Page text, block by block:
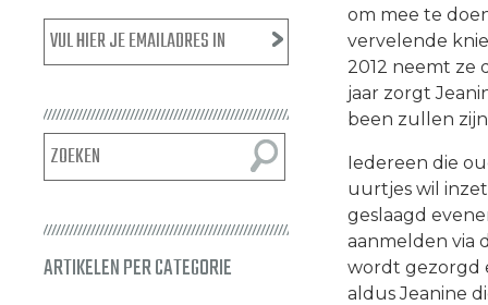
ARTIKELEN PER CATEGORIE
om mee te
vervelende
2012 neemt ze
jaar zorgt
been zullen
Iedereen die
uurtjes wil
geslaagd
aanmelden via
wordt gezorgd
aldus Jeanine